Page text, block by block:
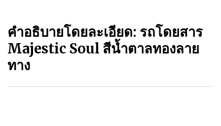
คำอธิบายโดยละเอียด: รถโดยสาร
Majestic Soul สีน้ำตาลทองลาย
ทาง